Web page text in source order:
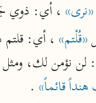
موسوعات «نرى» ، أي: ذوي
«قُلْتم» ، أي: قلتم
قائماً» .